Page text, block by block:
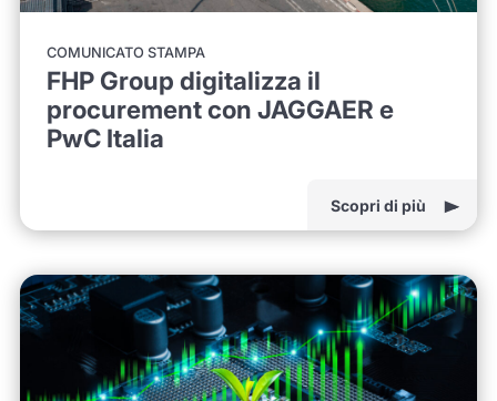
COMUNICATO STAMPA
FHP Group digitalizza il
procurement con JAGGAER e
PwC Italia
Scopri di più